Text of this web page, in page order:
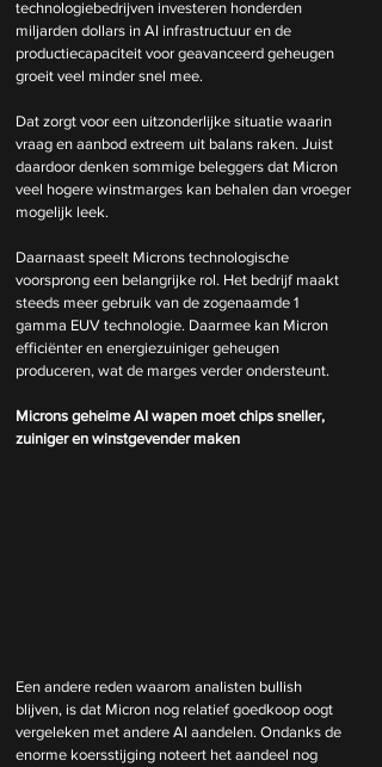
technologiebedrijven investeren honderden
miljarden dollars in AI infrastructuur en de
productiecapaciteit voor geavanceerd geheugen
groeit veel minder snel mee.
Dat zorgt voor een uitzonderlijke situatie waarin
vraag en aanbod extreem uit balans raken. Juist
daardoor denken sommige beleggers dat Micron
veel hogere winstmarges kan behalen dan vroeger
mogelijk leek.
Daarnaast speelt Microns technologische
voorsprong een belangrijke rol. Het bedrijf maakt
steeds meer gebruik van de zogenaamde 1
gamma EUV technologie. Daarmee kan Micron
efficiënter en energiezuiniger geheugen
produceren, wat de marges verder ondersteunt.
Microns geheime AI wapen moet chips sneller,
zuiniger en winstgevender maken
Een andere reden waarom analisten bullish
blijven, is dat Micron nog relatief goedkoop oogt
vergeleken met andere AI aandelen. Ondanks de
enorme koersstijging noteert het aandeel nog